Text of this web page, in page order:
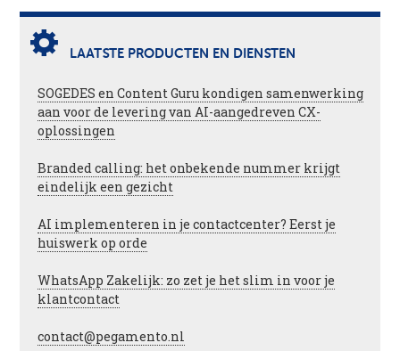
LAATSTE PRODUCTEN EN DIENSTEN
SOGEDES en Content Guru kondigen samenwerking
aan voor de levering van AI-aangedreven CX-
oplossingen
Branded calling: het onbekende nummer krijgt
eindelijk een gezicht
AI implementeren in je contactcenter? Eerst je
huiswerk op orde
WhatsApp Zakelijk: zo zet je het slim in voor je
klantcontact
contact@pegamento.nl